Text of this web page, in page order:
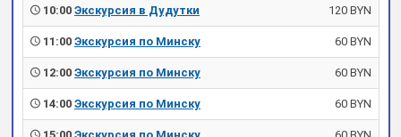
10:00 Экскурсия в Дудутки 120 BYN
11:00 Экскурсия по Минску 60 BYN
12:00 Экскурсия по Минску 60 BYN
14:00 Экскурсия по Минску 60 BYN